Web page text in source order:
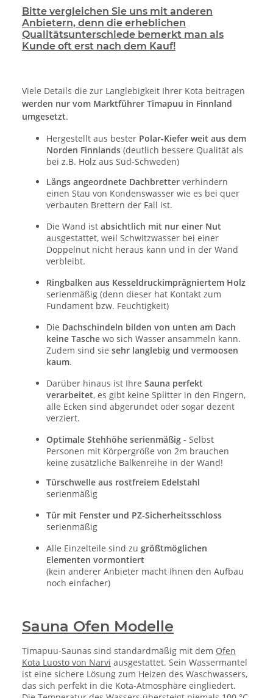
Bitte vergleichen Sie uns mit anderen
Anbietern, denn die erheblichen
Qualitätsunterschiede bemerkt man als
Kunde oft erst nach dem Kauf!
Viele Details die zur Langlebigkeit Ihrer Kota beitragen
werden nur vom Marktführer Timapuu in Finnland
umgesetzt.
Hergestellt aus bester Polar-Kiefer weit aus dem
Norden Finnlands (deutlich bessere Qualität als
bei z.B. Holz aus Süd-Schweden)
Längs angeordnete Dachbretter verhindern
einen Stau von Kondenswasser wie es bei quer
verbauten Brettern der Fall ist.
Die Wand ist absichtlich mit nur einer Nut
ausgestattet, weil Schwitzwasser bei einer
Doppelnut nicht heraus kann und in der Wand
verbleibt.
Ringbalken aus Kesseldruckimprägniertem Holz
serienmäßig (denn dieser hat Kontakt zum
Fundament bzw. Feuchtigkeit)
Die Dachschindeln bilden von unten am Dach
keine Tasche wo sich Wasser ansammeln kann.
Zudem sind sie sehr langlebig und vermoosen
kaum.
Darüber hinaus ist Ihre Sauna perfekt
verarbeitet, es gibt keine Splitter in den Fingern,
alle Ecken sind abgerundet oder sogar dezent
verziert.
Optimale Stehhöhe serienmäßig - Selbst
Personen mit Körpergröße von 2m brauchen
keine zusätzliche Balkenreihe in der Wand!
Türschwelle aus rostfreiem Edelstahl
serienmäßig
Tür mit Fenster und PZ-Sicherheitsschloss
serienmäßig
Alle Einzelteile sind zu größtmöglichen
Elementen vormontiert
(kein anderer Anbieter macht Ihnen den Aufbau
noch einfacher)
Sauna Ofen Modelle
Timapuu-Saunas sind standardmäßig mit dem Ofen
Kota Luosto von Narvi ausgestattet. Sein Wassermantel
ist eine sichere Lösung zum Heizen des Waschwassers,
das sich perfekt in die Kota-Atmosphäre eingliedert.